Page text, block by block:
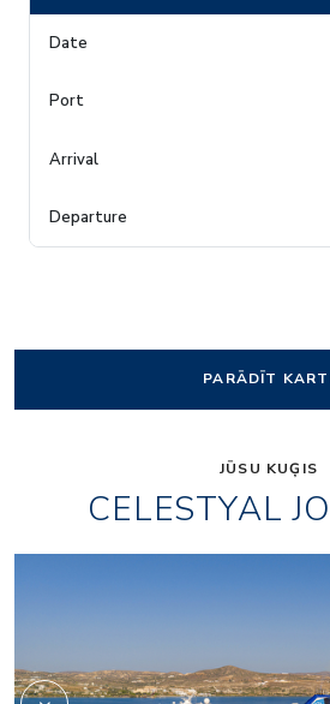
PARĀDĪT
JŪSU KUĢIS
CELESTYAL